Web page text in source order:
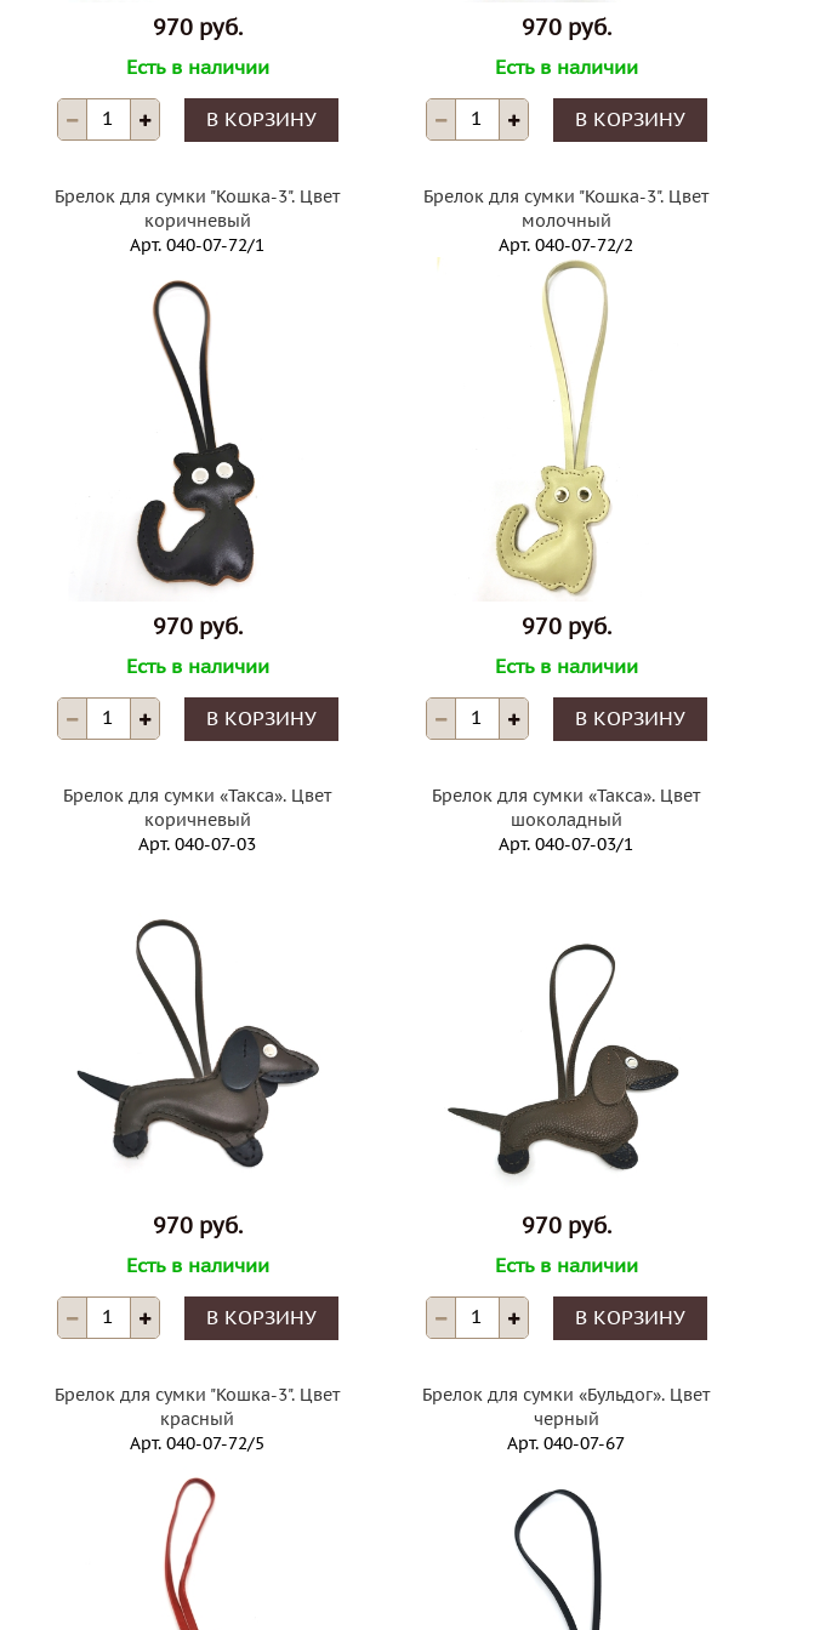
970 руб.
Есть в наличии
В КОРЗИНУ
970 руб.
Есть в наличии
В КОРЗИНУ
Брелок для сумки "Кошка-3". Цвет
коричневый
Арт. 040-07-72/1
970 руб.
Есть в наличии
В КОРЗИНУ
Брелок для сумки "Кошка-3". Цвет
молочный
Арт. 040-07-72/2
970 руб.
Есть в наличии
В КОРЗИНУ
Брелок для сумки «Такса». Цвет
коричневый
Арт. 040-07-03
970 руб.
Есть в наличии
В КОРЗИНУ
Брелок для сумки «Такса». Цвет
шоколадный
Арт. 040-07-03/1
970 руб.
Есть в наличии
В КОРЗИНУ
Брелок для сумки "Кошка-3". Цвет
красный
Арт. 040-07-72/5
Брелок для сумки «Бульдог». Цвет
черный
Арт. 040-07-67